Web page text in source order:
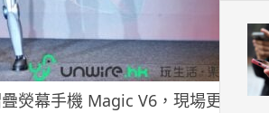
幕手機 Magic V6，現場更找